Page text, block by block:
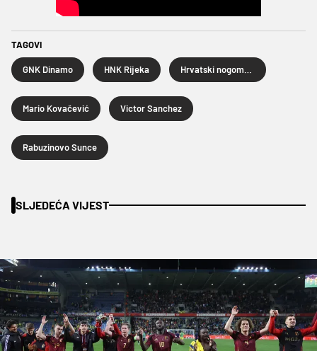
TAGOVI
GNK Dinamo HNK Rijeka
Mario Kovačević Victor Sanchez
Rabuzinovo Sunce
SLJEDEĆA VIJEST